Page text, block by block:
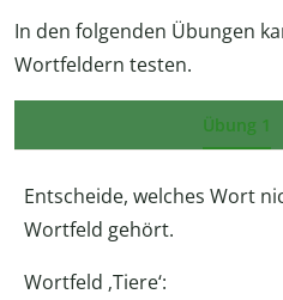
In den folgenden Übungen
Wortfeldern testen.
Übung 1
Entscheide, welches Wort
Wortfeld gehört.
Wortfeld ‚Tiere‘: